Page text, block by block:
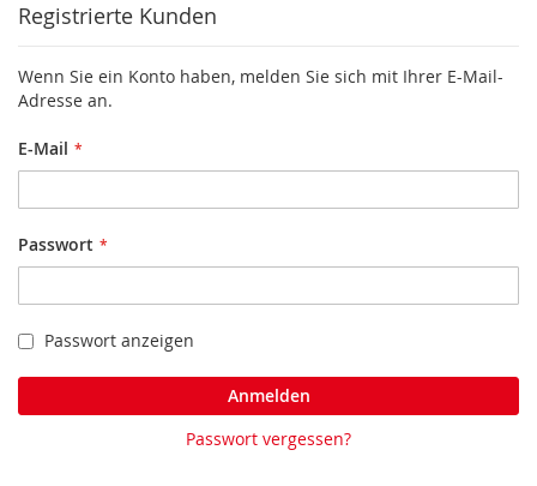
Registrierte Kunden
Wenn Sie ein Konto haben, melden Sie sich mit Ihrer E-Mail-
Adresse an.
E-Mail
Passwort
Passwort anzeigen
Anmelden
Passwort vergessen?